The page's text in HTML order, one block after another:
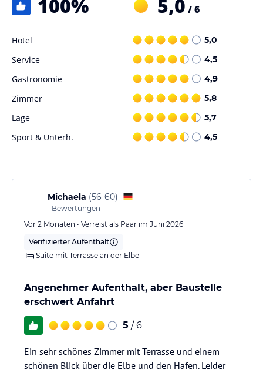
100% 5,0 / 6
Hotel 5,0
Service 4,5
Gastronomie 4,9
Zimmer 5,8
Lage 5,7
Sport & Unterh. 4,5
Michaela (56-60)
1 Bewertungen
Vor 2 Monaten • Verreist als Paar im Juni 2026
Verifizierter Aufenthalt
Suite mit Terrasse an der Elbe
Angenehmer Aufenthalt, aber Baustelle
erschwert Anfahrt
5 / 6
Ein sehr schönes Zimmer mit Terrasse und einem
schönen Blick über die Elbe und den Hafen. Leider